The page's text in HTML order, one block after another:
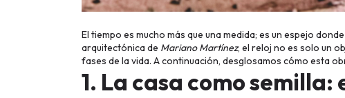
El tiempo es mucho más que una medida; es un espejo
arquitectónica de Mariano Martínez, el reloj no es solo un
fases de la vida. A continuación, desglosamos cómo esta
1. La casa como